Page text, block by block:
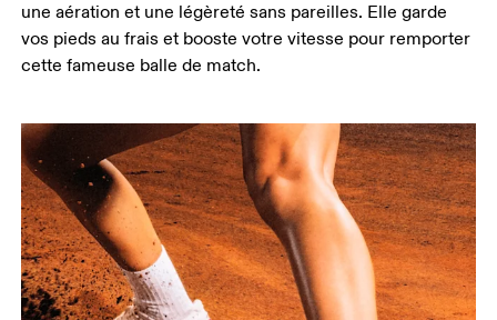
une aération et une légèreté sans pareilles. Elle garde
vos pieds au frais et booste votre vitesse pour remporter
cette fameuse balle de match.